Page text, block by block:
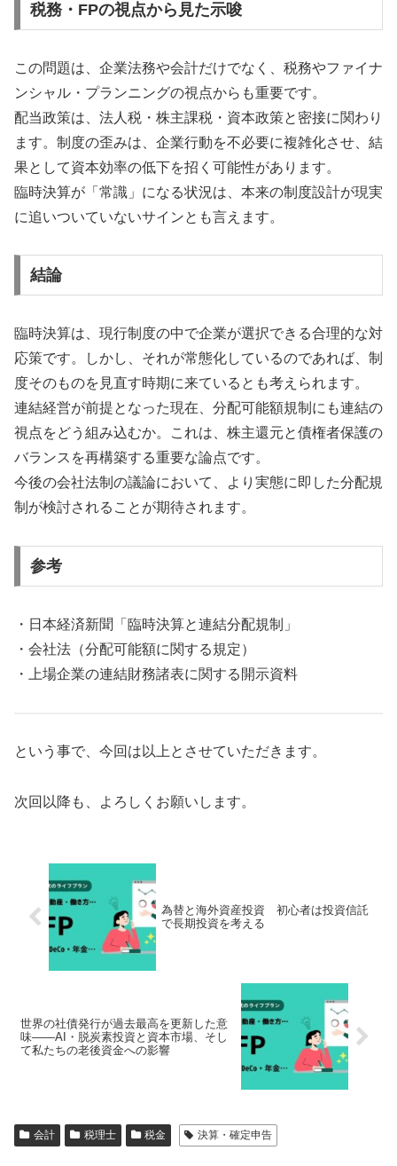
税務・FPの視点から見た示唆
この問題は、企業法務や会計だけでなく、税務やファイナ
ンシャル・プランニングの視点からも重要です。
配当政策は、法人税・株主課税・資本政策と密接に関わり
ます。制度の歪みは、企業行動を不必要に複雑化させ、結
果として資本効率の低下を招く可能性があります。
臨時決算が「常識」になる状況は、本来の制度設計が現実
に追いついていないサインとも言えます。
結論
臨時決算は、現行制度の中で企業が選択できる合理的な対
応策です。しかし、それが常態化しているのであれば、制
度そのものを見直す時期に来ているとも考えられます。
連結経営が前提となった現在、分配可能額規制にも連結の
視点をどう組み込むか。これは、株主還元と債権者保護の
バランスを再構築する重要な論点です。
今後の会社法制の議論において、より実態に即した分配規
制が検討されることが期待されます。
参考
・日本経済新聞「臨時決算と連結分配規制」
・会社法（分配可能額に関する規定）
・上場企業の連結財務諸表に関する開示資料
という事で、今回は以上とさせていただきます。
次回以降も、よろしくお願いします。
為替と海外資産投資 初心者は投資信託
で長期投資を考える
世界の社債発行が過去最高を更新した意
味――AI・脱炭素投資と資本市場、そし
て私たちの老後資金への影響
会計 税理士 税金 決算・確定申告